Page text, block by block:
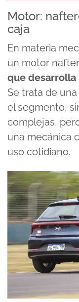
Motor:
caja
En materia
un motor
que desarrolla
Se trata de
el segmento,
complejas,
una mecánica
uso cotidiano.